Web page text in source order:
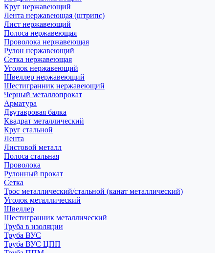
Круг нержавеющий
Лента нержавеющая (штрипс)
Лист нержавеющий
Полоса нержавеющая
Проволока нержавеющая
Рулон нержавеющий
Сетка нержавеющая
Уголок нержавеющий
Швеллер нержавеющий
Шестигранник нержавеющий
Черный металлопрокат
Арматура
Двутавровая балка
Квадрат металлический
Круг стальной
Лента
Листовой металл
Полоса стальная
Проволока
Рулонный прокат
Сетка
Трос металлический/стальной (канат металлический)
Уголок металлический
Швеллер
Шестигранник металлический
Труба в изоляции
Труба ВУС
Труба ВУС ЦПП